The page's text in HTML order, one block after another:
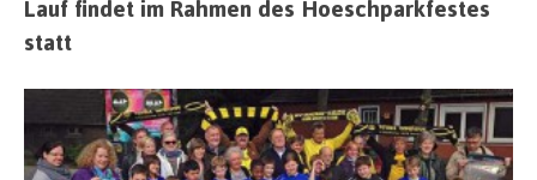
Lauf findet im Rahmen des Hoeschparkfestes
statt